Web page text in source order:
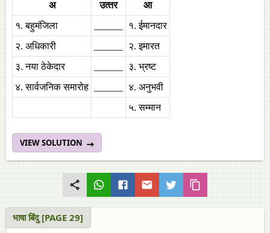
अ उत्‍तर
आ
१. बहुमंजिला
१. ईमानदार
२. अधिकारी
२. इमारत
३. नया ठेकेदार
३. भ्रष्ट
४. सार्वजनिक समारोह
४. अनुभवी
५. सम्‍मान
VIEW SOLUTION
भाषा बिंदु [PAGE 29]